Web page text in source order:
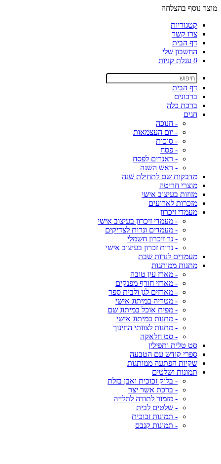
מוצר נוסף בהצלחה
קטגוריות
צרו קשר
דף הבית
החשבון שלי
0 עגלת קניות
דף הבית
ברכונים
ברכת כלה
חגים
- חנוכה
- יום העצמאות
- סוכות
- פסח
- ראנרים לפסח
- ראש השנה
מדבקות שם לתחילת שנה
מוצרי חריטה
מזוזות בעיצוב אישי
מזכרות לארועים
מעמדי זיכרון
- מעמדי זיכרון בעיצוב אישי
- מעמדים ונרות לצדיקים
- נר זיכרון חשמלי
- נרות זכרון בעיצוב אישי
מעמדים לנרות שבת
מתנות ממותגות
- מארז עין טובה
- מארזי חורף מפנקים
- מארזים לגן ולבית ספר
- מטריה במיתוג אישי
- מפית אוכל במיתוג שם
- מתנות במיתוג אישי
- מתנות לצוותי החינוך
- סט חלאקה
סט טלית ותפילין
ספרי קודש עם הטבעה
שקיות הפתעה ממותגות
תמונות ושלטים
- בלוק זכוכית ואבן בזלת
- ברכת אשר יצר
- מזמור לתודה לתלייה
- שלטים לבית
- תמונות זכוכית
- תמונות קנבס